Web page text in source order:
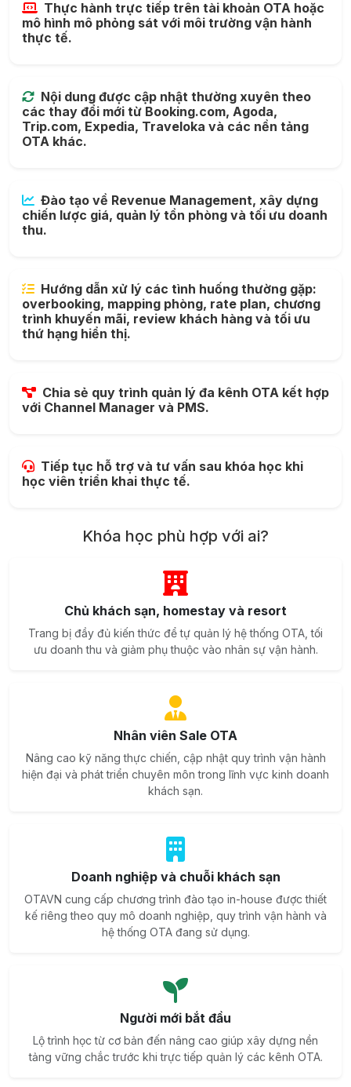
Thực hành trực tiếp trên tài khoản OTA hoặc
mô hình mô phỏng sát với môi trường vận hành
thực tế.
Nội dung được cập nhật thường xuyên theo
các thay đổi mới từ Booking.com, Agoda,
Trip.com, Expedia, Traveloka và các nền tảng
OTA khác.
Đào tạo về Revenue Management, xây dựng
chiến lược giá, quản lý tồn phòng và tối ưu doanh
thu.
Hướng dẫn xử lý các tình huống thường gặp:
overbooking, mapping phòng, rate plan, chương
trình khuyến mãi, review khách hàng và tối ưu
thứ hạng hiển thị.
Chia sẻ quy trình quản lý đa kênh OTA kết hợp
với Channel Manager và PMS.
Tiếp tục hỗ trợ và tư vấn sau khóa học khi
học viên triển khai thực tế.
Khóa học phù hợp với ai?
Chủ khách sạn, homestay và resort
Trang bị đầy đủ kiến thức để tự quản lý hệ thống OTA, tối
ưu doanh thu và giảm phụ thuộc vào nhân sự vận hành.
Nhân viên Sale OTA
Nâng cao kỹ năng thực chiến, cập nhật quy trình vận hành
hiện đại và phát triển chuyên môn trong lĩnh vực kinh doanh
khách sạn.
Doanh nghiệp và chuỗi khách sạn
OTAVN cung cấp chương trình đào tạo in-house được thiết
kế riêng theo quy mô doanh nghiệp, quy trình vận hành và
hệ thống OTA đang sử dụng.
Người mới bắt đầu
Lộ trình học từ cơ bản đến nâng cao giúp xây dựng nền
tảng vững chắc trước khi trực tiếp quản lý các kênh OTA.